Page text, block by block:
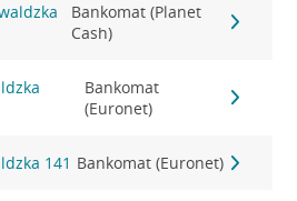
Bankomat (Planet
Cash)
Bankomat
(Euronet)
141 Bankomat (Euronet)